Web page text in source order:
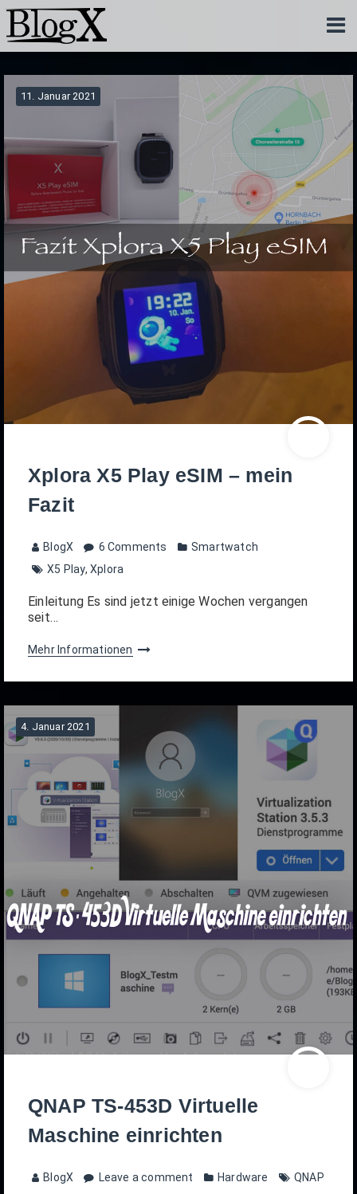
11. Januar 2021
Xplora X5 Play eSIM – mein
Fazit
BlogX 6 Comments
Smartwatch
X5 Play,Xplora
Einleitung Es sind jetzt einige Wochen vergangen
seit…
Mehr Informationen
4. Januar 2021
QNAP TS-453D Virtuelle
Maschine einrichten
BlogX Leave a comment Hardware QNAP